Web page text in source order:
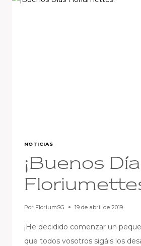
NOTICIAS
¡Buenos
Por FloriumSG 19 de abril de 2019
¡He decidido comenzar un
que todos vosotros sigáis los